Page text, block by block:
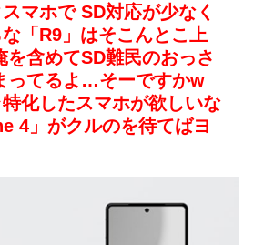
マホで SD対応が少なく
「R9」はそこんとこ上
を含めてSD難民のおっさ
ってるよ…そーですかw
化したスマホが欲しいな
4」がクルのを待てばヨ